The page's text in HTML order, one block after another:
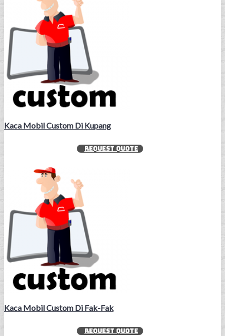
Kaca Mobil Custom Di Kupang
REQUEST QUOTE
Kaca Mobil Custom Di Fak-Fak
REQUEST QUOTE